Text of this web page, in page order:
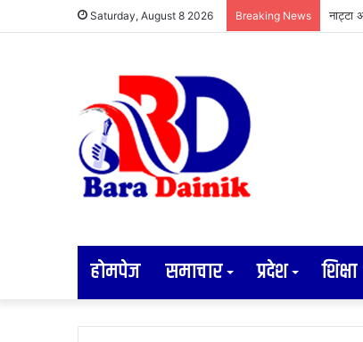
Saturday, August 8 2026 Breaking News सडक
होमपेज समाचार प्रदेश शिक्षा